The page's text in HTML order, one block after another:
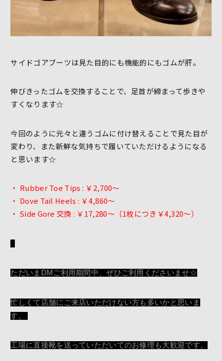
サイドゴアブーツは見た目的にも機能的にもゴムが肝。
伸びきったゴムを交換することで、足首が締まって歩きや
すくなります☆
今回のように元々と違うゴムに付け替えることで見た目が
変わり、また新鮮な気持ちで履いていただけるようになる
と思います☆
・ Rubber Toe Tips : ￥2,700～
・ Dove Tail Heels : ￥4,860～
・ Side Gore 交換 : ￥17,280～（1枚につき￥4,320～）
ただいまDMご利用期間中、ぜひご利用くださいませ☆
忙しくて店舗にご来店いただけない方も多いかと思いま
す。
工場に直接靴を送っていただいてのお修理も大歓迎です。